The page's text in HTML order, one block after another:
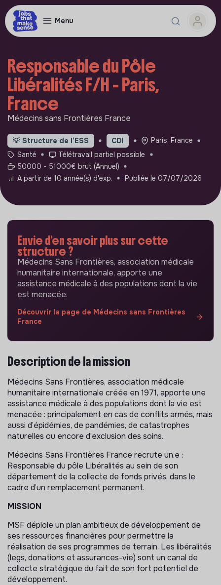
Menu
Responsable du Pôle
Libéralités F/H - Paris,
France
Médecins sans Frontières France
💡 Structure de l’ESS CDI
Paris, France
Santé
Télétravail partiel possible
50000 - 51000€ brut (Annuel)
A partir de 10 année(s) d'exp.
Publiée le 07/07/2026
Envie d'en savoir plus sur cette
structure ?
Médecins Sans Frontières, association médicale
humanitaire internationale, apporte une
assistance médicale à des populations dont la vie
est menacée.
Découvrir la page de Médecins sans Frontières
France
Description de la mission
Médecins Sans Frontières, association médicale
humanitaire internationale créée en 1971, apporte une
assistance médicale à des populations dont la vie est
menacée : principalement en cas de conflits armés, mais
aussi d’épidémies, de pandémies, de catastrophes
naturelles ou encore d’exclusion des soins.
Médecins Sans Frontières France recrute un.e :
Responsable du pôle Libéralités au sein de son
département de la collecte de fonds privés, dans le
cadre d’un remplacement permanent.
MISSION
MSF déploie un plan ambitieux de développement de
ses ressources financières pour permettre la
réalisation de ses programmes de terrain. Les libéralités
(legs, donations et assurances-vie) sont un canal de
collecte stratégique du fait de son fort potentiel de
développement.